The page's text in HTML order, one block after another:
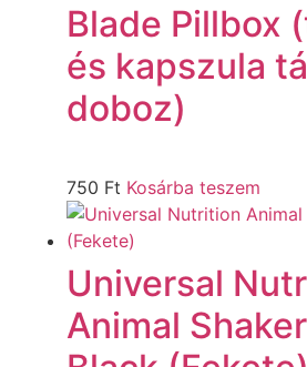
Blade Pillbox
és kapszula
doboz)
750 Ft Kosárba teszem
Universal
Animal